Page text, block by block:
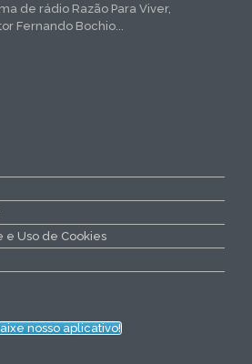
de rádio Razão Para Viver,
Fernando Bochio...
e Uso de Cookies
nosso aplicativo!